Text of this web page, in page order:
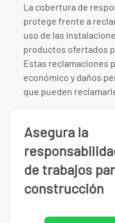
La cobertura de
protege frente a
uso de las
productos ofertados
Estas reclamaciones
económico y daños
que pueden
Asegura la
de trabajos
construcción